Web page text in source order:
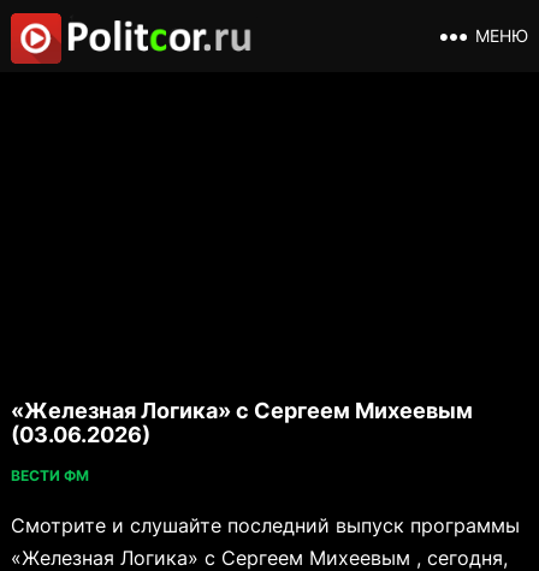
МЕНЮ
«Железная Логика» с Сергеем Михеевым
(03.06.2026)
ВЕСТИ ФМ
Смотрите и слушайте последний выпуск программы
«Железная Логика» с Сергеем Михеевым , сегодня,